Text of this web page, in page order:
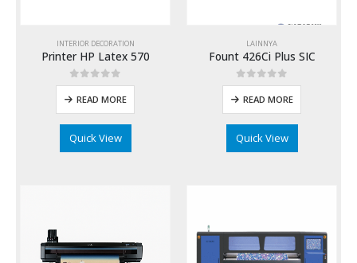
INTERIOR DECORATION
Printer HP Latex 570
0out of 5
READ MORE
Quick View
LAINNYA
Fount 426Ci Plus SIC
0out of 5
READ MORE
Quick View